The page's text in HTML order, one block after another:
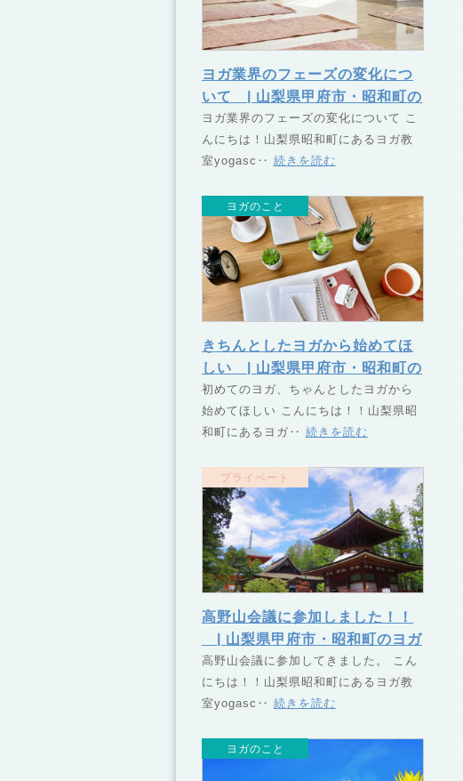
ヨガ業界のフェーズの変化につ
いて | 山梨県甲府市・昭和町の
ヨガスクール TSUNAGU（つ
なぐ）
ヨガ業界のフェーズの変化について こ
んにちは！山梨県昭和町にあるヨガ教
室yogasc‥ 続きを読む
ヨガのこと
きちんとしたヨガから始めてほ
しい | 山梨県甲府市・昭和町の
ヨガスクール TSUNAGU（つ
なぐ）
初めてのヨガ、ちゃんとしたヨガから
始めてほしい こんにちは！！山梨県昭
和町にあるヨガ‥ 続きを読む
プライベート
高野山会議に参加しました！！
| 山梨県甲府市・昭和町のヨガ
スクール TSUNAGU（つな
ぐ）
高野山会議に参加してきました。 こん
にちは！！山梨県昭和町にあるヨガ教
室yogasc‥ 続きを読む
ヨガのこと